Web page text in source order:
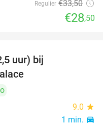
Regulier €33,50
€28,50
uur) bij
9.0 star
1 min. directions_car